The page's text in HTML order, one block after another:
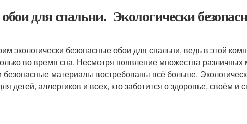
для спальни. Экологически
экологически безопасные обои для спальни, ведь в этой
во время сна. Несмотря появление множества различных
безопасные материалы востребованы всё больше.
детей, аллергиков и всех, кто заботится о здоровье, своём и